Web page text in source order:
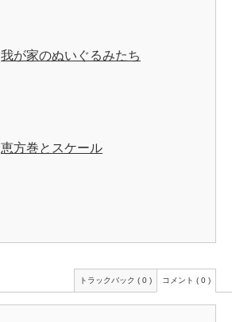
我が家のぬいぐるみたち
恵方巻とスケール
トラックバック ( 0 ) コメント ( 0 )